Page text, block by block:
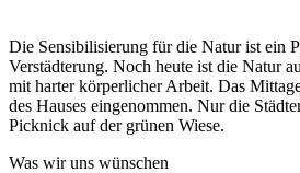
Die Sensibilisierung für die Natur ist ein
Verstädterung. Noch heute ist die Natur
mit harter körperlicher Arbeit. Das
des Hauses eingenommen. Nur die
Picknick auf der grünen
Was wir uns wünschen